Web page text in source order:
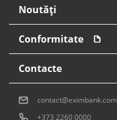
Noutăți
Conformitate
Contacte
contact@eximbank.com
+373 2260 0000